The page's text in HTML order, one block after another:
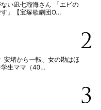
い凪七瑠海さん 「エビの
」【宝塚歌劇団O…
安堵から一転、女の勘はほ
学生ママ（40…